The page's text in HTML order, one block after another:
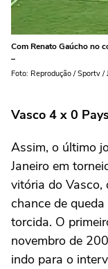
Com Renato Gaúcho no
–
Foto: Reprodução / Sportv /
Vasco 4 x 0
Assim, o último
Janeiro em
vitória do Vasco,
chance de
torcida. O
novembro de
indo para o